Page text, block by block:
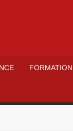
FORMATION